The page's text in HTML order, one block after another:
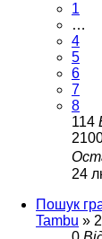
1
…
4
5
6
7
8
114
24
Пошук
Tambu »